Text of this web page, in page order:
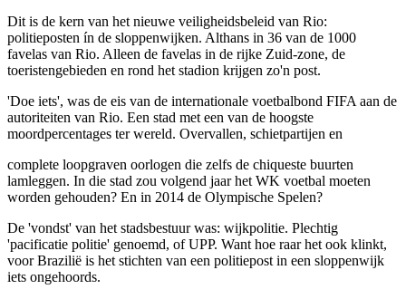
Dit is de kern van het nieuwe veiligheidsbeleid van Rio:
politieposten ín de sloppenwijken. Althans in 36 van de 1000
favelas van Rio. Alleen de favelas in de rijke Zuid-zone, de
toeristengebieden en rond het stadion krijgen zo'n post.
'Doe iets', was de eis van de internationale voetbalbond FIFA aan de
autoriteiten van Rio. Een stad met een van de hoogste
moordpercentages ter wereld. Overvallen, schietpartijen en
complete loopgraven oorlogen die zelfs de chiqueste buurten
lamleggen. In die stad zou volgend jaar het WK voetbal moeten
worden gehouden? En in 2014 de Olympische Spelen?
De 'vondst' van het stadsbestuur was: wijkpolitie. Plechtig
'pacificatie politie' genoemd, of UPP. Want hoe raar het ook klinkt,
voor Brazilië is het stichten van een politiepost in een sloppenwijk
iets ongehoords.